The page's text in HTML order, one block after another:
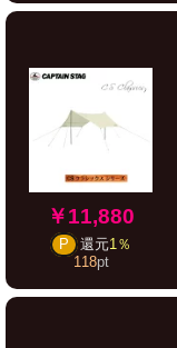
￥11,880
P 還元1％
118pt